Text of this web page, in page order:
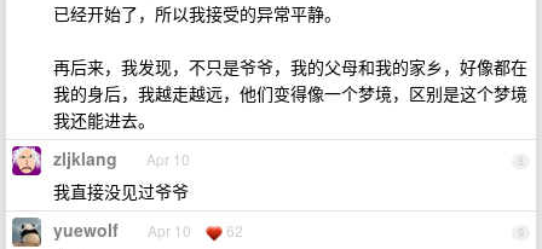
已经开始了，所以我接受的异常平静。
再后来，我发现，不只是爷爷，我的父母和我的家乡，好像都在
我的身后，我越走越远，他们变得像一个梦境，区别是这个梦境
我还能进去。
8
zljklang Apr 10
我直接没见过爷爷
9
yuewolf Apr 10 62